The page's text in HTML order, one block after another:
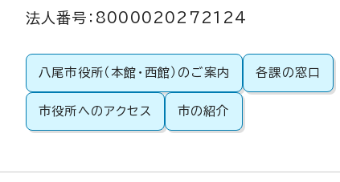
法人番号：8000020272124
八尾市役所（本館・西館）のご案内 各課の窓口
市役所へのアクセス 市の紹介